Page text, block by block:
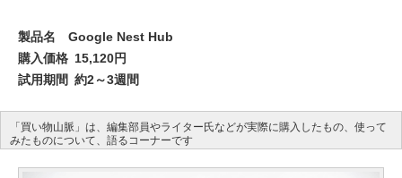
製品名
Google Nest Hub
購入価格 15,120円
試用期間 約2～3週間
「買い物山脈」は、編集部員やライター氏などが実際に購入したもの、使って
みたものについて、語るコーナーです